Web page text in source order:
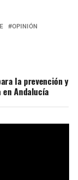
OPINIÓN
la prevención y
Andalucía